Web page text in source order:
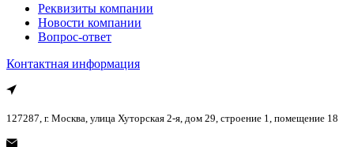
Реквизиты компании
Новости компании
Вопрос-ответ
Контактная информация
127287, г. Москва, улица Хуторская 2-я, дом 29, строение 1, помещение 18